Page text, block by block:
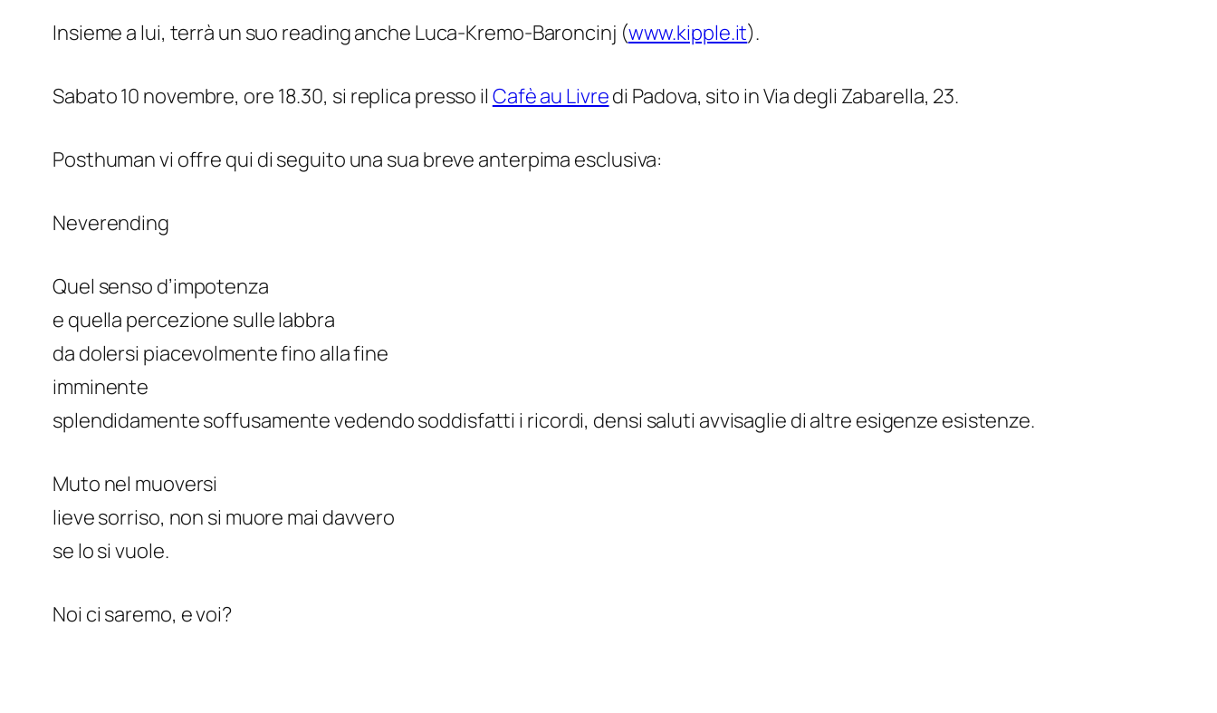
Insieme a lui, terrà un suo reading anche Luca-Kremo-Baroncinj (www.kipple.it).
Sabato 10 novembre, ore 18.30, si replica presso il Cafè au Livredi Padova, sito in Via degli Zabarella, 23.
Posthuman vi offre qui di seguito una sua breve anterpima esclusiva:
Neverending
Quel senso d’impotenza
e quella percezione sulle labbra
da dolersi piacevolmente fino alla fine
imminente
splendidamente soffusamente vedendo soddisfatti i ricordi, densi saluti avvisaglie di altre esigenze esistenze.
Muto nel muoversi
lieve sorriso, non si muore mai davvero
se lo si vuole.
Noi ci saremo, e voi?